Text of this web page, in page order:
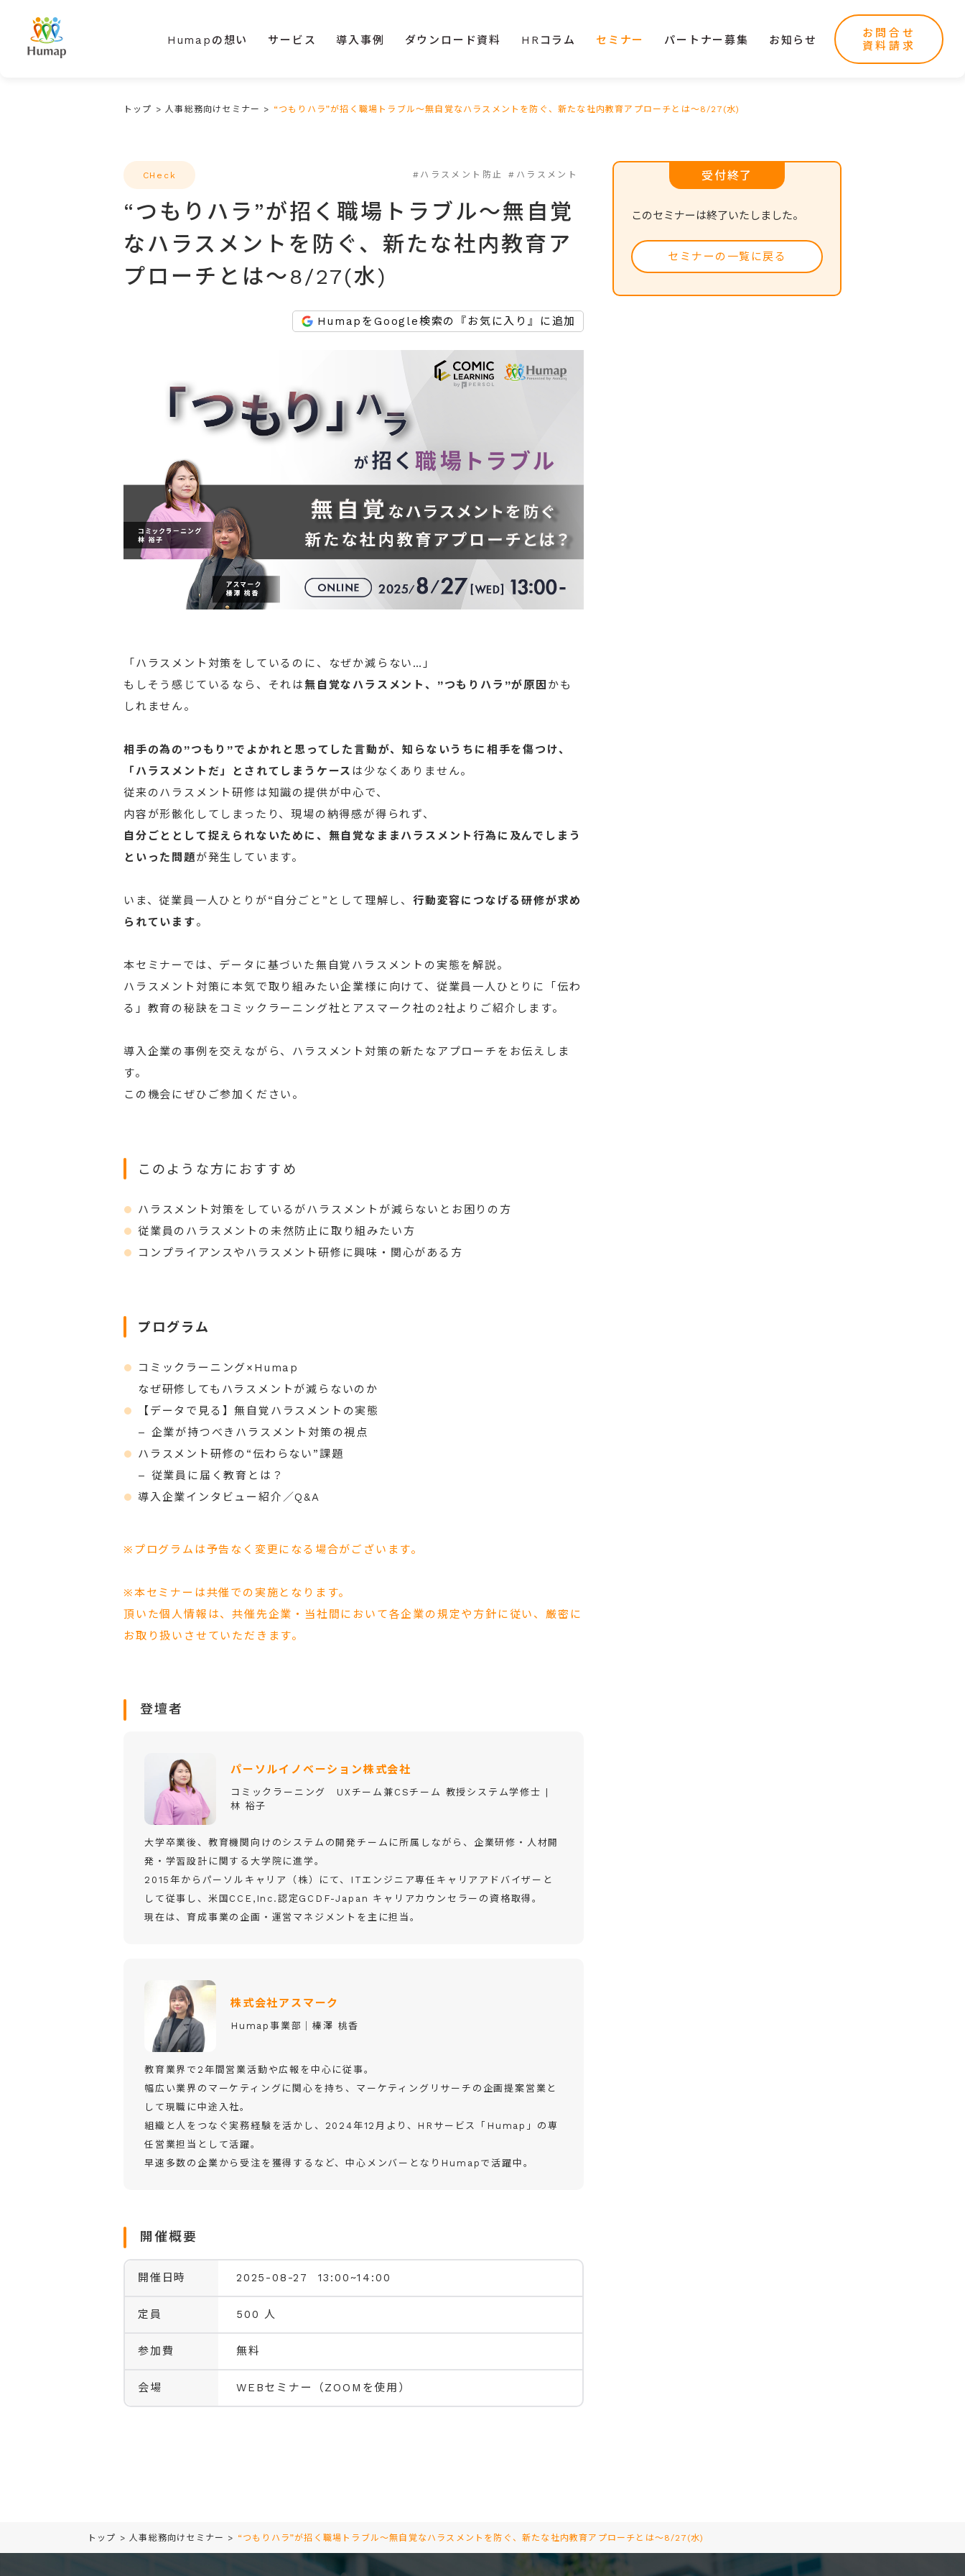
Humapの想い サービス 導入事例 ダウンロード資料 HRコラム セミナー パートナー募集 お知らせ
お問合せ
資料請求
トップ >人事総務向けセミナー > “つもりハラ”が招く職場トラブル～無自覚なハラスメントを防ぐ、新たな社内教育アプローチとは～8/27(水)
CHeck #ハラスメント防止 #ハラスメント
“つもりハラ”が招く職場トラブル～無自覚
なハラスメントを防ぐ、新たな社内教育ア
プローチとは～8/27(水)
HumapをGoogle検索の『お気に入り』に追加
「ハラスメント対策をしているのに、なぜか減らない…」
もしそう感じているなら、それは 無自覚なハラスメント、”つもりハラ”が原因 かも
しれません。
相手の為の”つもり”でよかれと思ってした言動が、知らないうちに相手を傷つけ、
「ハラスメントだ」とされてしまうケース は少なくありません。
従来のハラスメント研修は知識の提供が中心で、
内容が形骸化してしまったり、現場の納得感が得られず、
自分ごととして捉えられないために、無自覚なままハラスメント行為に及んでしまう
といった問題が発生しています。
いま、従業員一人ひとりが“自分ごと”として理解し、 行動変容につなげる研修が求め
られています。
本セミナーでは、データに基づいた無自覚ハラスメントの実態を解説。
ハラスメント対策に本気で取り組みたい企業様に向けて、従業員一人ひとりに「伝わ
る」教育の秘訣をコミックラーニング社とアスマーク社の2社よりご紹介します。
導入企業の事例を交えながら、ハラスメント対策の新たなアプローチをお伝えしま
す。
この機会にぜひご参加ください。
このような方におすすめ
ハラスメント対策をしているがハラスメントが減らないとお困りの方
従業員のハラスメントの未然防止に取り組みたい方
コンプライアンスやハラスメント研修に興味・関心がある方
プログラム
コミックラーニング×Humap
なぜ研修してもハラスメントが減らないのか
【データで見る】無自覚ハラスメントの実態
– 企業が持つべきハラスメント対策の視点
ハラスメント研修の“伝わらない”課題
– 従業員に届く教育とは？
導入企業インタビュー紹介／Q&A
※プログラムは予告なく変更になる場合がございます。
※本セミナーは共催での実施となります。
頂いた個人情報は、共催先企業・当社間において各企業の規定や方針に従い、厳密に
お取り扱いさせていただきます。
登壇者
パーソルイノベーション株式会社
コミックラーニング UXチーム兼CSチーム 教授システム学修士 |
林 裕子
大学卒業後、教育機関向けのシステムの開発チームに所属しながら、企業研修・人材開
発・学習設計に関する大学院に進学。
2015年からパーソルキャリア（株）にて、ITエンジニア専任キャリアアドバイザーと
して従事し、米国CCE,Inc.認定GCDF-Japan キャリアカウンセラーの資格取得。
現在は、育成事業の企画・運営マネジメントを主に担当。
株式会社アスマーク
Humap事業部│榛澤 桃香
教育業界で2年間営業活動や広報を中心に従事。
幅広い業界のマーケティングに関心を持ち、マーケティングリサーチの企画提案営業と
して現職に中途入社。
組織と人をつなぐ実務経験を活かし、2024年12月より、HRサービス「Humap」の専
任営業担当として活躍。
早速多数の企業から受注を獲得するなど、中心メンバーとなりHumapで活躍中。
開催概要
開催日時 2025-08-27 13:00~14:00
定員 500 人
参加費 無料
会場 WEBセミナー（ZOOMを使用）
受付終了
このセミナーは終了いたしました。
セミナーの一覧に戻る
トップ > 人事総務向けセミナー > “つもりハラ”が招く職場トラブル～無自覚なハラスメントを防ぐ、新たな社内教育アプローチとは～8/27(水)